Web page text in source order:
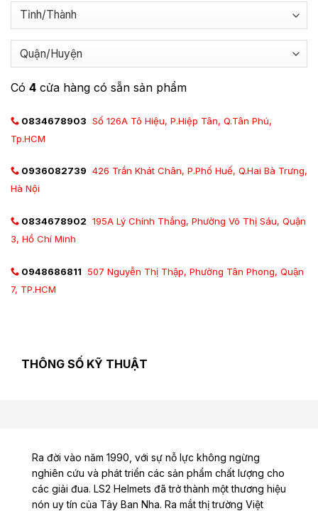
Có 4 cửa hàng có sẵn sản phẩm
0834678903 Số 126A Tô Hiệu, P.Hiệp Tân, Q.Tân Phú,
Tp.HCM
0936082739 426 Trần Khát Chân, P.Phố Huế, Q.Hai Bà Trưng,
Hà Nội
0834678902 195A Lý Chính Thắng, Phường Võ Thị Sáu, Quận
3, Hồ Chí Minh
0948686811
507 Nguyễn Thị Thập, Phường Tân Phong, Quận
7, TP.HCM
THÔNG SỐ KỸ THUẬT
Ra đời vào năm 1990, với sự nỗ lực không ngừng
nghiên cứu và phát triển các sản phẩm chất lượng cho
các giải đua. LS2 Helmets đã trở thành một thương hiệu
nón uy tín của Tây Ban Nha. Ra mắt thị trường Việt